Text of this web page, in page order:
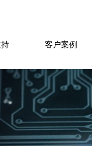
客户案例